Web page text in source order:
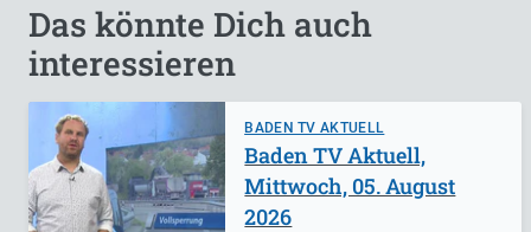
Das könnte Dich auch
interessieren
BADEN TV AKTUELL
Baden TV Aktuell,
Mittwoch, 05. August
2026